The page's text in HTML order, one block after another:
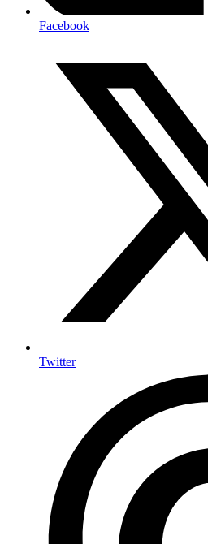
Facebook
Twitter